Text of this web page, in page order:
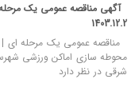
آگهی مناقصه عمومی یک
1403.12.2
مناقصه عمومی یک مرحله ای |
محوطه سازی اماکن ورزشی
شرقی در نظر دارد